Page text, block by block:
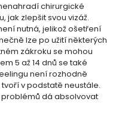
chirurgické
jak zlepšit svou vizáž.
nutná, jelikož ošetření
lze po užití některých
zákroku se mohou
5 až 14 dnů se také
není rozhodně
v podstatě neustále.
dá absolvovat